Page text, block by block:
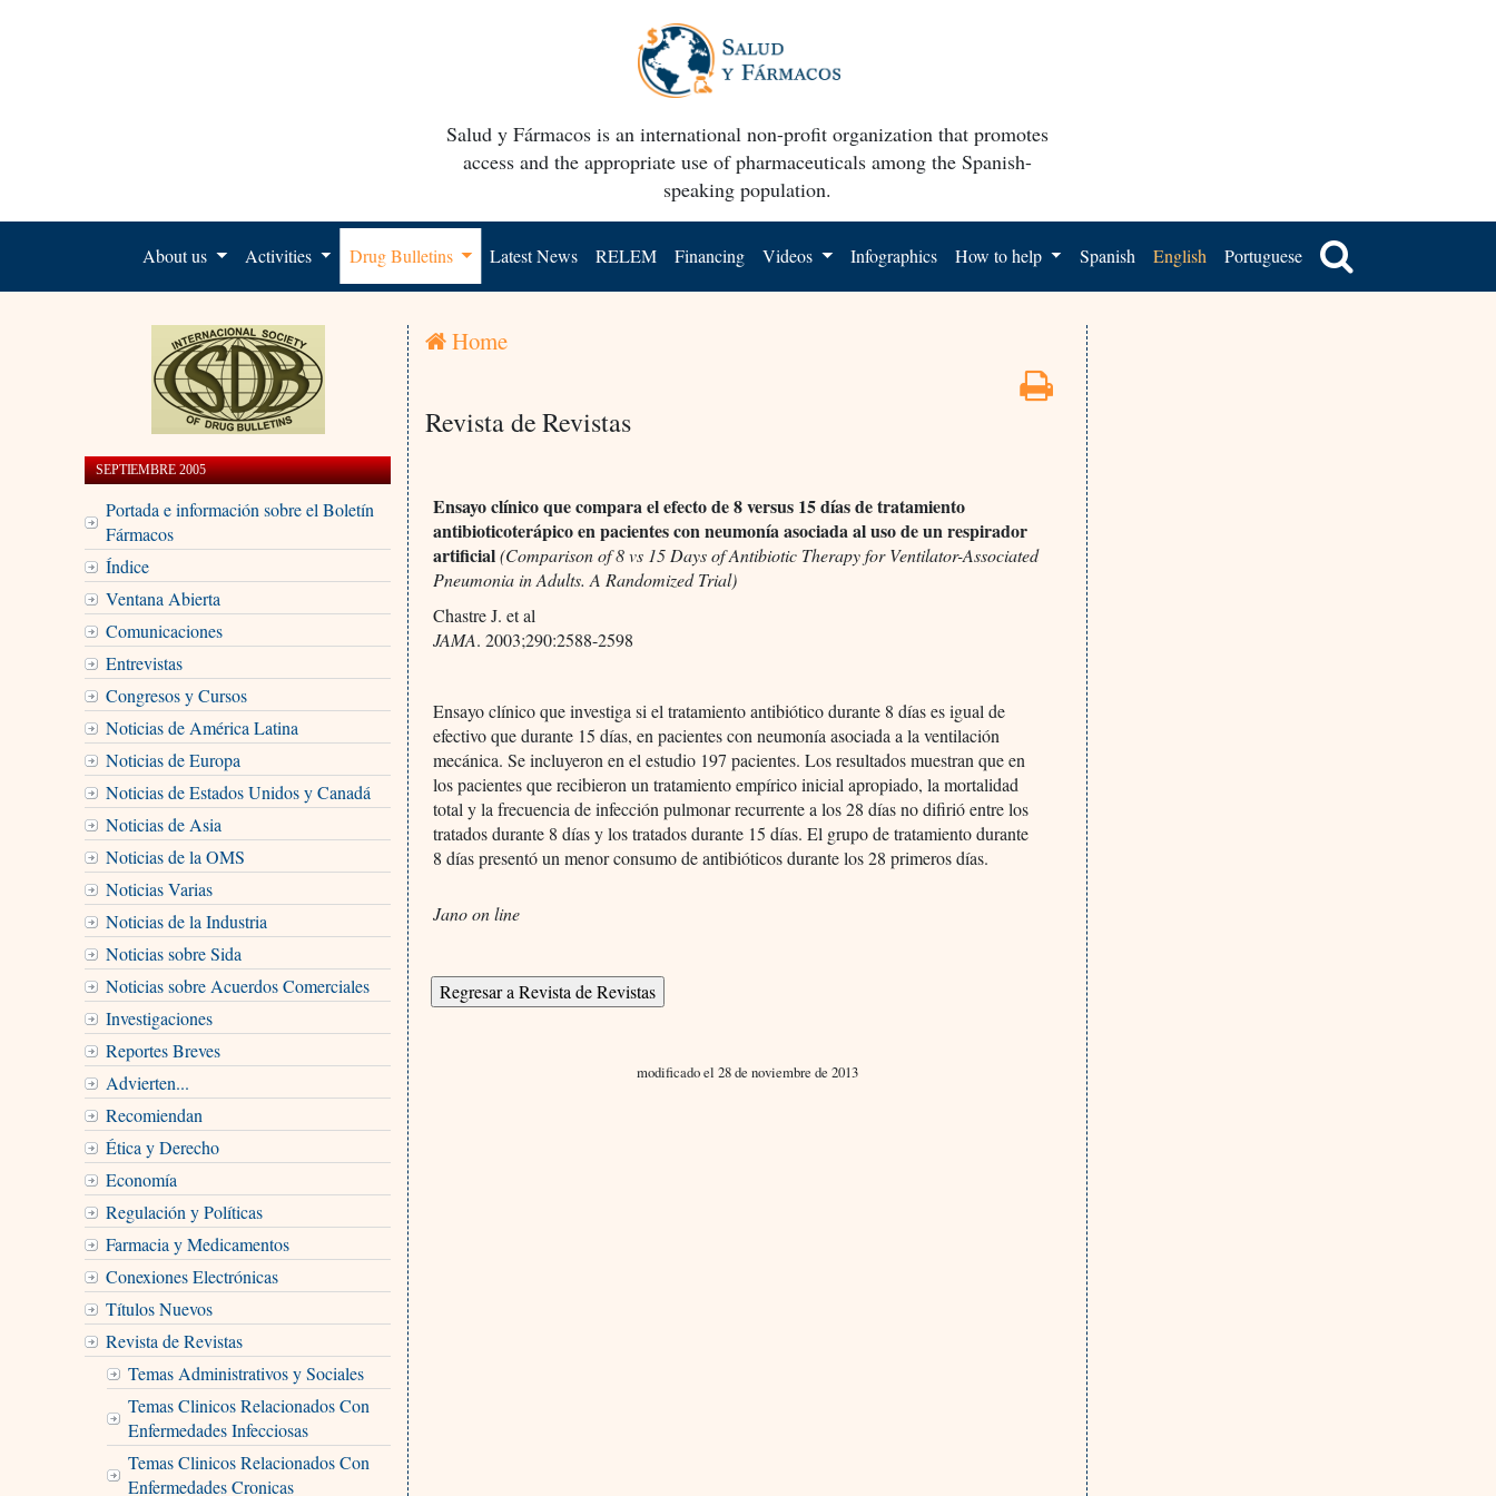
Salud y Fármacos is an international non-profit organization that promotes
access and the appropriate use of pharmaceuticals among the Spanish-
speaking population.
About us Activities Drug Bulletins Latest News RELEM Financing Videos Infographics How to help Spanish English Portuguese
SEPTIEMBRE 2005
Portada e información sobre el Boletín
Fármacos
Índice
Ventana Abierta
Comunicaciones
Entrevistas
Congresos y Cursos
Noticias de América Latina
Noticias de Europa
Noticias de Estados Unidos y Canadá
Noticias de Asia
Noticias de la OMS
Noticias Varias
Noticias de la Industria
Noticias sobre Sida
Noticias sobre Acuerdos Comerciales
Investigaciones
Reportes Breves
Advierten...
Recomiendan
Ética y Derecho
Economí­a
Regulación y Políticas
Farmacia y Medicamentos
Conexiones Electrónicas
Títulos Nuevos
Revista de Revistas
Temas Administrativos y Sociales
Temas Clinicos Relacionados Con
Enfermedades Infecciosas
Temas Clinicos Relacionados Con
Enfermedades Cronicas
Home
Revista de Revistas
Ensayo clínico que compara el efecto de 8 versus 15 días de tratamiento
antibioticoterápico en pacientes con neumonía asociada al uso de un respirador
artificial(Comparison of 8 vs 15 Days of Antibiotic Therapy for Ventilator-Associated
Pneumonia in Adults. A Randomized Trial)
Chastre J. et al
JAMA. 2003;290:2588-2598
Ensayo clínico que investiga si el tratamiento antibiótico durante 8 días es igual de
efectivo que durante 15 días, en pacientes con neumonía asociada a la ventilación
mecánica. Se incluyeron en el estudio 197 pacientes. Los resultados muestran que en
los pacientes que recibieron un tratamiento empírico inicial apropiado, la mortalidad
total y la frecuencia de infección pulmonar recurrente a los 28 días no difirió entre los
tratados durante 8 días y los tratados durante 15 días. El grupo de tratamiento durante
8 días presentó un menor consumo de antibióticos durante los 28 primeros días.
Jano on line
modificado el 28 de noviembre de 2013